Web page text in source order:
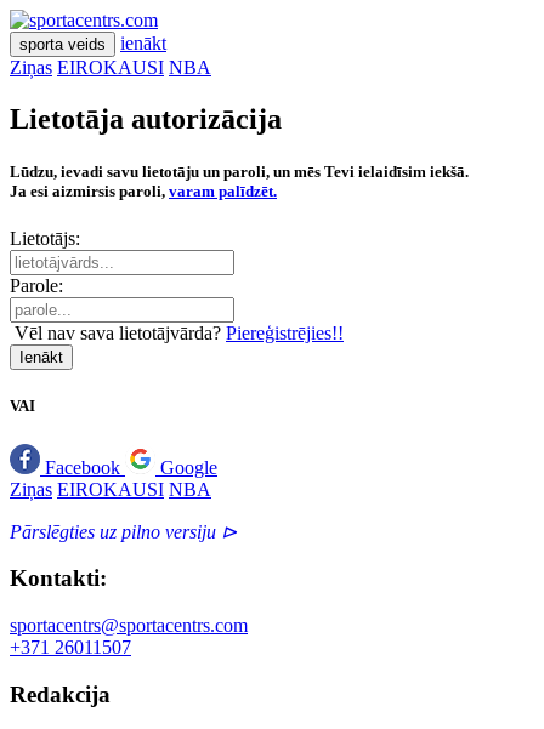
sporta veids
ienākt
Ziņas EIROKAUSI NBA
Lietotāja autorizācija
Lūdzu, ievadi savu lietotāju un paroli, un mēs Tevi ielaidīsim iekšā.
Ja esi aizmirsis paroli, varam palīdzēt.
Lietotājs:
Parole:
Vēl nav sava lietotājvārda? Piereģistrējies!!
Ienākt
VAI
Facebook
Google
Ziņas EIROKAUSI NBA
Pārslēgties uz pilno versiju ⊳
Kontakti:
sportacentrs@sportacentrs.com
+371 26011507
Redakcija